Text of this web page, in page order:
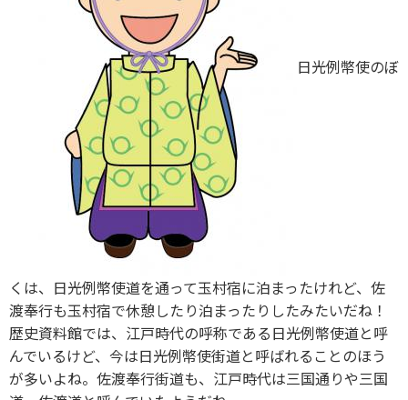
日光例幣使のぼ
くは、日光例幣使道を通って玉村宿に泊まったけれど、佐
渡奉行も玉村宿で休憩したり泊まったりしたみたいだね！
歴史資料館では、江戸時代の呼称である日光例幣使道と呼
んでいるけど、今は日光例幣使街道と呼ばれることのほう
が多いよね。佐渡奉行街道も、江戸時代は三国通りや三国